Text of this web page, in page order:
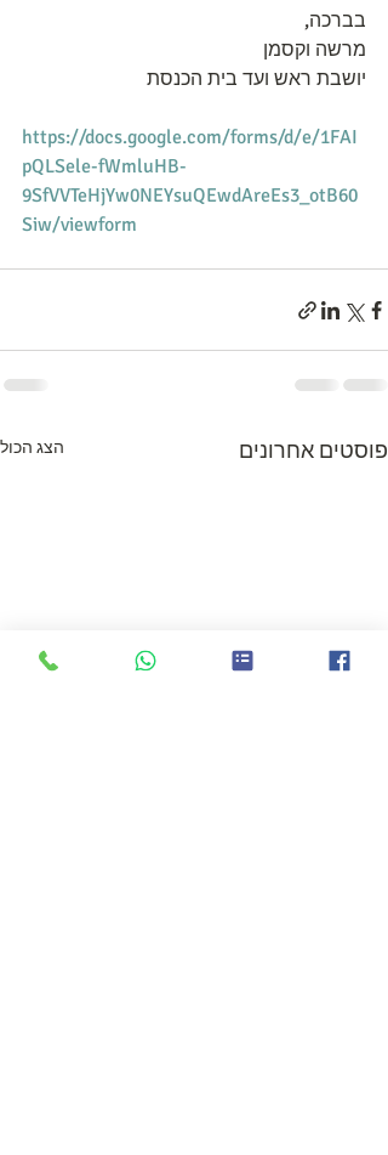
בברכה,
מרשה וקסמן
יושבת ראש ועד בית הכנסת
https://docs.google.com/forms/d/e/1FAI
pQLSele-fWmluHB-
9SfVVTeHjYw0NEYsuQEwdAreEs3_otB60
Siw/viewform
פוסטים אחרונים הצג הכול